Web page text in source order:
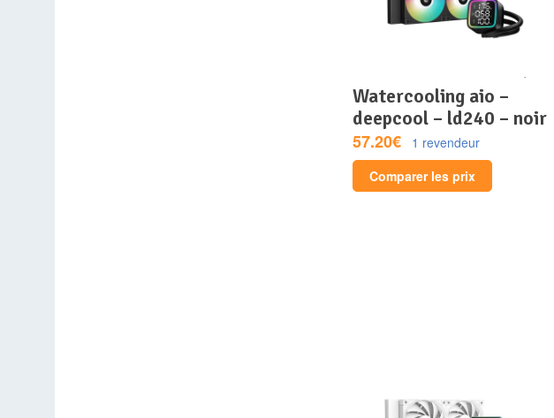
watercooling aio –
deepcool – ld240 – noir
57.20€
1 revendeur
Comparer les prix